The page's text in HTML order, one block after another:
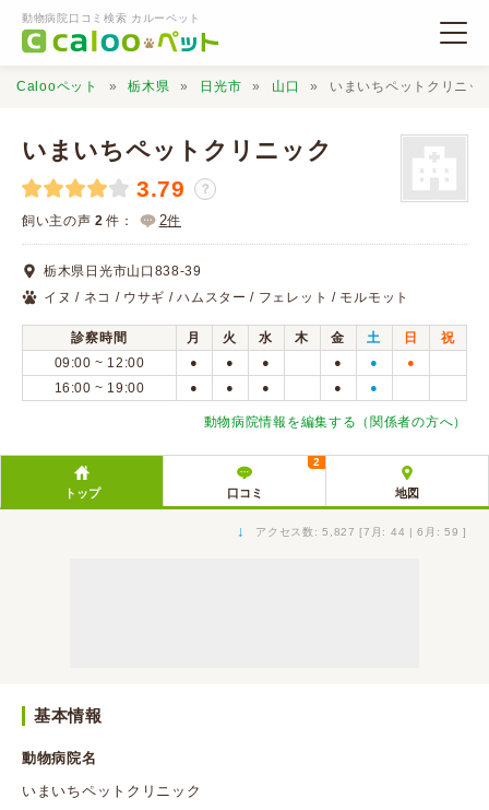
動物病院口コミ検索 カルーペット
動物病院検索
口コミ検索
Calooペットとは？
Calooペット 栃木県 日光市 山口 いまいちペットクリニッ
いまいちペットクリニック
3.79 ？
飼い主の声 2 件： 2件
栃木県日光市山口838-39
イヌ / ネコ / ウサギ / ハムスター / フェレット / モルモット
診察時間 月 火 水 木 金 土 日
祝
09:00 ~ 12:00
● ● ● ● ● ●
16:00 ~ 19:00 ● ● ● ● ●
動物病院情報を編集する（関係者の方へ）
トップ 口コミ
2
地図
↓ アクセス数: 5,827 [7月: 44 | 6月: 59 ]
基本情報
動物病院名
いまいちペットクリニック